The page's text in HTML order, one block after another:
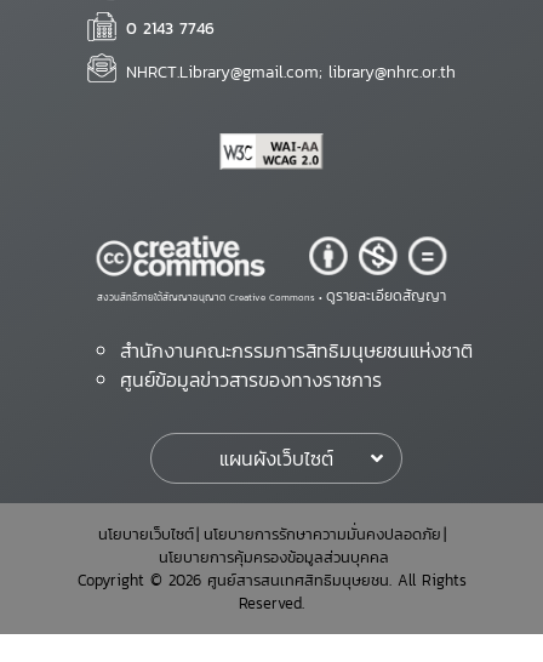
0 2143 7746
NHRCT.Library@gmail.com; library@nhrc.or.th
สงวนสิทธิ์ภายใต้สัญญาอนุญาต Creative Commons • ดูรายละเอียดสัญญา
สำนักงานคณะกรรมการสิทธิมนุษยชนแห่งชาติ
ศูนย์ข้อมูลข่าวสารของทางราชการ
แผนผังเว็บไซต์
นโยบายเว็บไซต์ นโยบายการรักษาความมั่นคงปลอดภัย
นโยบายการคุ้มครองข้อมูลส่วนบุคคล
Copyright © 2026 ศูนย์สารสนเทศสิทธิมนุษยชน. All Rights
Reserved.